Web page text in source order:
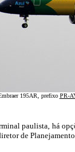
195AR, prefixo PR-
paulista, há
de